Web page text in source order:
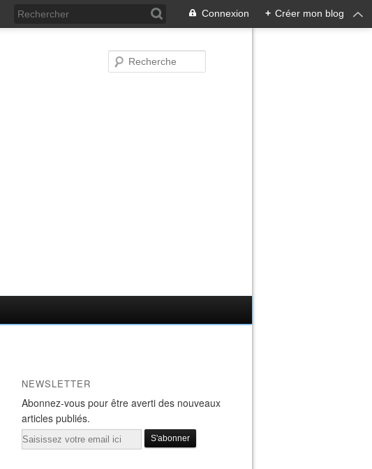
Connexion + Créer mon blog
NEWSLETTER
Abonnez-vous pour être averti des nouveaux
articles publiés.
Email